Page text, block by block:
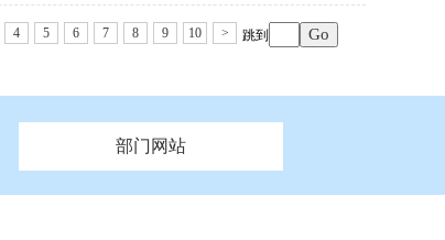
4 5 6 7 8 9 10 > 跳到
福建 江西 河南 湖北
泰州市政府 盐城市政府
市人社局 市自然资源和规划局
部门网站